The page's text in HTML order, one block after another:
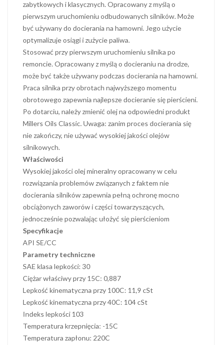
zabytkowych i klasycznych. Opracowany z myślą o
pierwszym uruchomieniu odbudowanych silników. Może
być używany do docierania na hamowni. Jego użycie
optymalizuje osiągi i zużycie paliwa.
Stosować przy pierwszym uruchomieniu silnika po
remoncie. Opracowany z myślą o docieraniu na drodze,
może być także używany podczas docierania na hamowni.
Praca silnika przy obrotach najwyższego momentu
obrotowego zapewnia najlepsze docieranie się pierścieni.
Po dotarciu, należy zmienić olej na odpowiedni produkt
Millers Oils Classic. Uwaga: zanim proces docierania się
nie zakończy, nie używać wysokiej jakości olejów
silnikowych.
Właściwości
Wysokiej jakości olej mineralny opracowany w celu
rozwiązania problemów związanych z faktem nie
docierania silników zapewnia pełną ochronę mocno
obciążonych zaworów i części towarzyszących,
jednocześnie pozwalając ułożyć się pierścieniom
Specyfikacje
API SE/CC
Parametry techniczne
SAE klasa lepkości: 30
Ciężar właściwy przy 15C: 0,887
Lepkość kinematyczna przy 100C: 11,9 cSt
Lepkość kinematyczna przy 40C: 104 cSt
Indeks lepkości 103
Temperatura krzepnięcia: -15C
Temperatura zapłonu: 220C